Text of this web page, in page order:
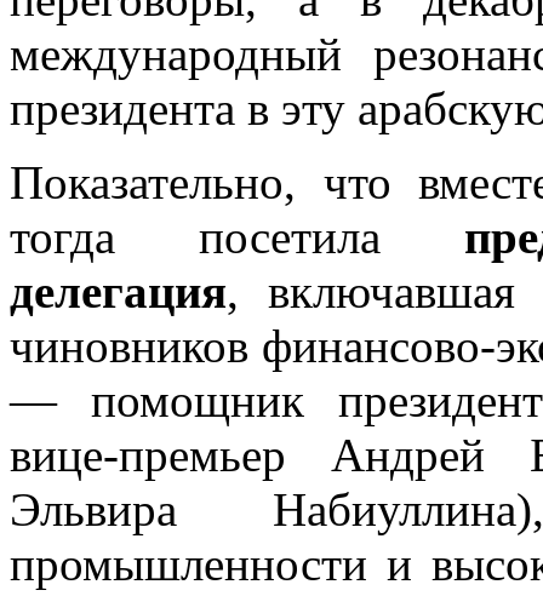
международный
президента в эту
Показательно, что
тогда посетила
делегация, включавшая
чиновников финансово-
— помощник
вице-премьер Андрей
Эльвира
промышленности и